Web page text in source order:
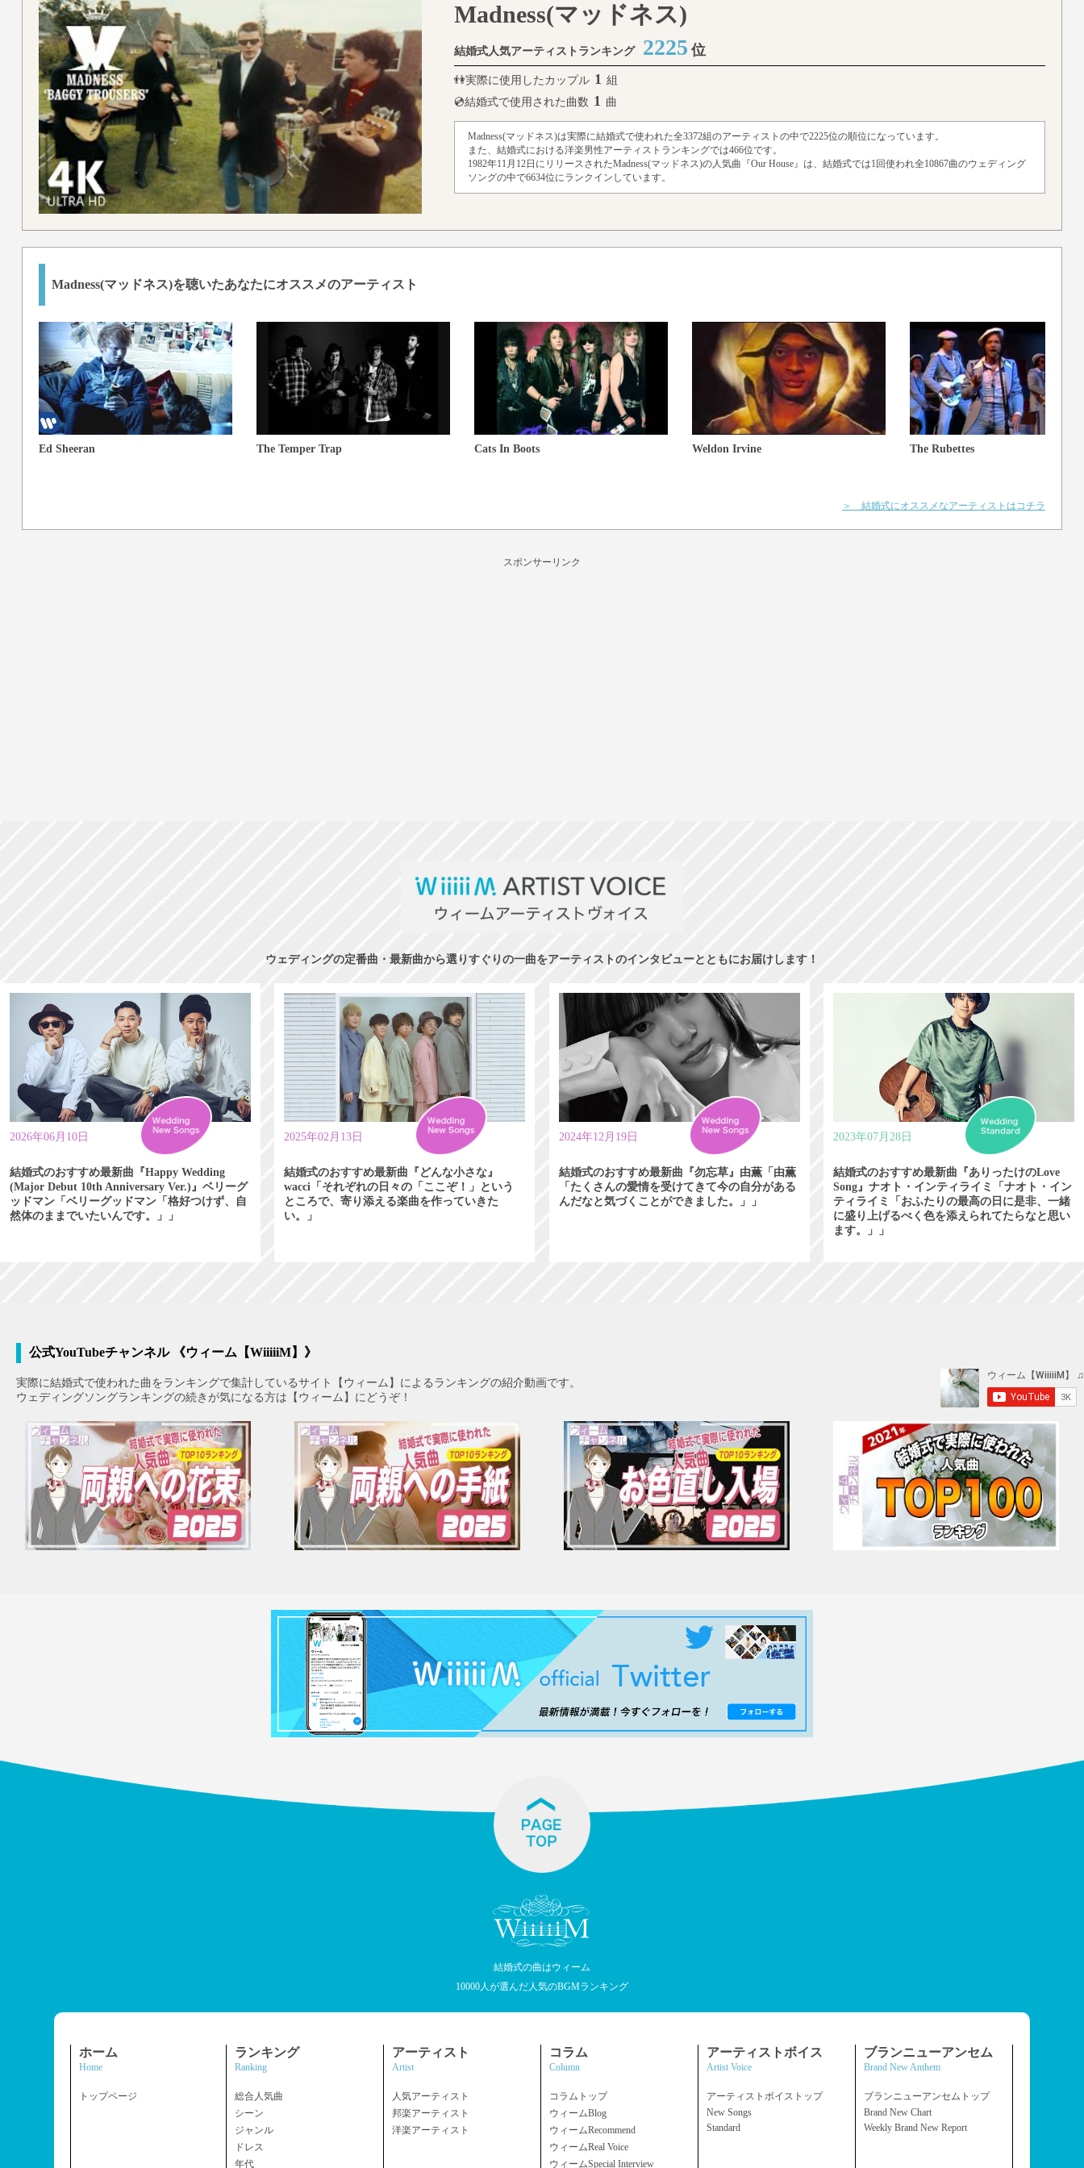
Madness(マッドネス)
結婚式人気アーティストランキング 2225 位
👫実際に使用したカップル 1 組
💿結婚式で使用された曲数 1 曲
Madness(マッドネス)は実際に結婚式で使われた全3372組のアーティストの中で2225位の順位になっています。
また、結婚式における洋楽男性アーティストランキングでは466位です。
1982年11月12日にリリースされたMadness(マッドネス)の人気曲『Our House』は、結婚式では1回使われ全10867曲のウェディング
ソングの中で6634位にランクインしています。
Madness(マッドネス)を聴いたあなたにオススメのアーティスト
Ed Sheeran The Temper Trap Cats In Boots Weldon Irvine The Rubettes
＞ 結婚式にオススメなアーティストはコチラ
スポンサーリンク
ウェディングの定番曲・最新曲から選りすぐりの一曲をアーティストのインタビューとともにお届けします！
2026年06月10日
結婚式のおすすめ最新曲『Happy Wedding
(Major Debut 10th Anniversary Ver.)』ベリーグ
ッドマン「ベリーグッドマン「格好つけず、自
然体のままでいたいんです。」」
2025年02月13日
結婚式のおすすめ最新曲『どんな小さな』
wacci「それぞれの日々の「ここぞ！」という
ところで、寄り添える楽曲を作っていきた
い。」
2024年12月19日
結婚式のおすすめ最新曲『勿忘草』由薫「由薫
「たくさんの愛情を受けてきて今の自分がある
んだなと気づくことができました。」」
2023年07月28日
結婚式のおすすめ最新曲『ありったけのLove
Song』ナオト・インティライミ「ナオト・イン
ティライミ「おふたりの最高の日に是非、一緒
に盛り上げるべく色を添えられてたらなと思い
ます。」」
公式YouTubeチャンネル 《ウィーム【WiiiiiM】》
実際に結婚式で使われた曲をランキングで集計しているサイト【ウィーム】によるランキングの紹介動画です。
ウェディングソングランキングの続きが気になる方は【ウィーム】にどうぞ！
結婚式の曲はウィーム
10000人が選んだ人気のBGMランキング
ホーム
Home
トップページ
ランキング
Ranking
総合人気曲
シーン
ジャンル
ドレス
年代
アーティスト
Artist
人気アーティスト
邦楽アーティスト
洋楽アーティスト
コラム
Column
コラムトップ
ウィームBlog
ウィームRecommend
ウィームReal Voice
ウィームSpecial Interview
アーティストボイス
Artist Voice
アーティストボイストップ
New Songs
Standard
ブランニューアンセム
Brand New Anthem
ブランニューアンセムトップ
Brand New Chart
Weekly Brand New Report